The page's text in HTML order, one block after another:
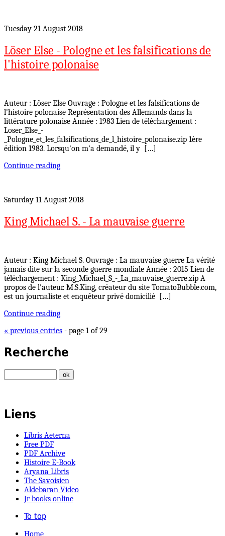
Tuesday 21 August 2018
Löser Else - Pologne et les falsifications de
l'histoire polonaise
Auteur : Löser Else Ouvrage : Pologne et les falsifications de
l'histoire polonaise Représentation des Allemands dans la
littérature polonaise Année : 1983 Lien de téléchargement :
Loser_Else_-
_Pologne_et_les_falsifications_de_l_histoire_polonaise.zip 1ère
édition 1983. Lorsqu'on m’a demandé, il y […]
Continue reading
Saturday 11 August 2018
King Michael S. - La mauvaise guerre
Auteur : King Michael S. Ouvrage : La mauvaise guerre La vérité
jamais dite sur la seconde guerre mondiale Année : 2015 Lien de
téléchargement : King_Michael_S_-_La_mauvaise_guerre.zip A
propos de l'auteur. M.S.King, créateur du site TomatoBubble.com,
est un journaliste et enquêteur privé domicilié […]
Continue reading
« previous entries - page 1 of 29
Recherche
Liens
Libris Aeterna
Free PDF
PDF Archive
Histoire E-Book
Aryana Libris
The Savoisien
Aldebaran Video
Jr books online
To top